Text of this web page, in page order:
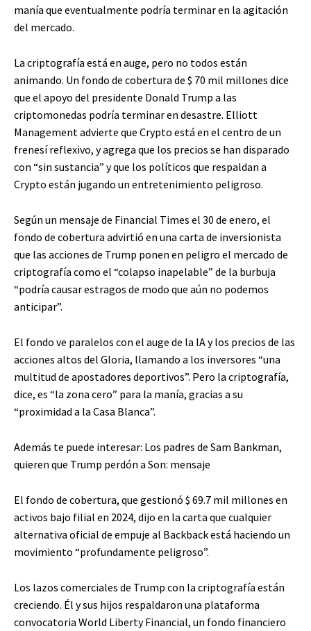
manía que eventualmente podría terminar en la agitación
del mercado.
La criptografía está en auge, pero no todos están
animando. Un fondo de cobertura de $ 70 mil millones dice
que el apoyo del presidente Donald Trump a las
criptomonedas podría terminar en desastre. Elliott
Management advierte que Crypto está en el centro de un
frenesí reflexivo, y agrega que los precios se han disparado
con “sin sustancia” y que los políticos que respaldan a
Crypto están jugando un entretenimiento peligroso.
Según un mensaje de Financial Times el 30 de enero, el
fondo de cobertura advirtió en una carta de inversionista
que las acciones de Trump ponen en peligro el mercado de
criptografía como el “colapso inapelable” de la burbuja
“podría causar estragos de modo que aún no podemos
anticipar”.
El fondo ve paralelos con el auge de la IA y los precios de las
acciones altos del Gloria, llamando a los inversores “una
multitud de apostadores deportivos”. Pero la criptografía,
dice, es “la zona cero” para la manía, gracias a su
“proximidad a la Casa Blanca”.
Además te puede interesar: Los padres de Sam Bankman,
quieren que Trump perdón a Son: mensaje
El fondo de cobertura, que gestionó $ 69.7 mil millones en
activos bajo filial en 2024, dijo en la carta que cualquier
alternativa oficial de empuje al Backback está haciendo un
movimiento “profundamente peligroso”.
Los lazos comerciales de Trump con la criptografía están
creciendo. Él y sus hijos respaldaron una plataforma
convocatoria World Liberty Financial, un fondo financiero